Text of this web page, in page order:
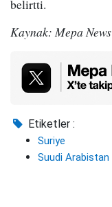
belirtti.
Kaynak: Mepa News
Etiketler :
Suriye
Suudi Arabistan